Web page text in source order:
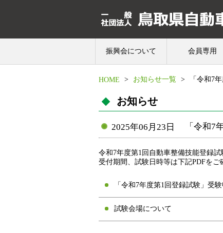
振興会について 会員専用
HOME > お知らせ一覧 > 「令和7
お知らせ
2025年06月23日 「令和7
令和7年度第1回自動車整備技能登録
受付期間、試験日時等は下記PDFをご
「令和7年度第1回登録試験」受
試験会場について